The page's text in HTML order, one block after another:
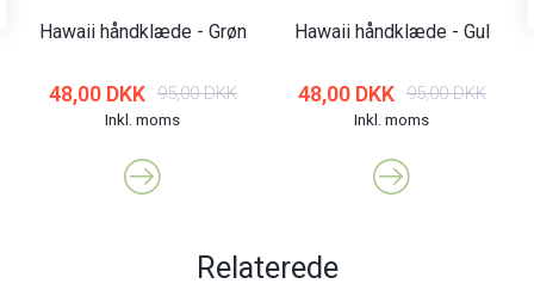
Hawaii håndklæde - Grøn
48,00 DKK 95,00 DKK
Inkl. moms
Hawaii håndklæde - Gul
48,00 DKK 95,00 DKK
Inkl. moms
Relaterede